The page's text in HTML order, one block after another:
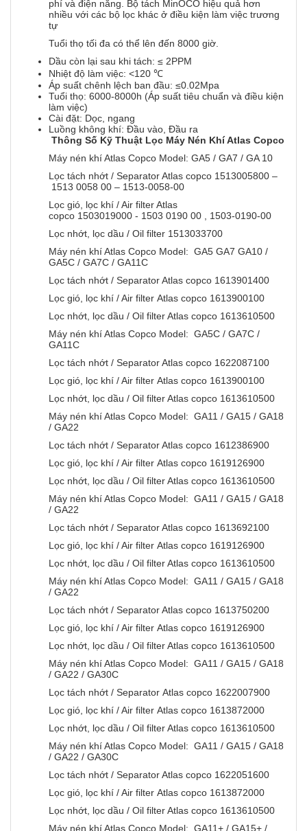
phí và điện năng. Bộ tách MinOCO hiệu quả hơn
nhiều với các bộ lọc khác ở điều kiện làm việc trương
tự
Tuổi thọ tối đa có thể lên đến 8000 giờ.
Dầu còn lại sau khi tách: ≤ 2PPM
Nhiệt độ làm việc: <120 ℃
Áp suất chênh lệch ban đầu: ≤0.02Mpa
Tuổi thọ: 6000-8000h (Áp suất tiêu chuẩn và điều kiện
làm việc)
Cài đặt: Dọc, ngang
Luồng không khí: Đầu vào, Đầu ra
Thông Số Kỹ Thuật Lọc Máy Nén Khí Atlas Copco
Máy nén khí Atlas Copco Model: GA5 / GA7 / GA 10
Lọc tách nhớt / Separator Atlas copco 1513005800 –
1513 0058 00 – 1513-0058-00
Lọc gió, lọc khí / Air filter Atlas
copco 1503019000 - 1503 0190 00 , 1503-0190-00
Lọc nhớt, lọc dầu / Oil filter 1513033700
Máy nén khí Atlas Copco Model: GA5 GA7 GA10 /
GA5C / GA7C / GA11C
Lọc tách nhớt / Separator Atlas copco 1613901400
Lọc gió, lọc khí / Air filter Atlas copco 1613900100
Lọc nhớt, lọc dầu / Oil filter Atlas copco 1613610500
Máy nén khí Atlas Copco Model: GA5C / GA7C /
GA11C
Lọc tách nhớt / Separator Atlas copco 1622087100
Lọc gió, lọc khí / Air filter Atlas copco 1613900100
Lọc nhớt, lọc dầu / Oil filter Atlas copco 1613610500
Máy nén khí Atlas Copco Model: GA11 / GA15 / GA18
/ GA22
Lọc tách nhớt / Separator Atlas copco 1612386900
Lọc gió, lọc khí / Air filter Atlas copco 1619126900
Lọc nhớt, lọc dầu / Oil filter Atlas copco 1613610500
Máy nén khí Atlas Copco Model: GA11 / GA15 / GA18
/ GA22
Lọc tách nhớt / Separator Atlas copco 1613692100
Lọc gió, lọc khí / Air filter Atlas copco 1619126900
Lọc nhớt, lọc dầu / Oil filter Atlas copco 1613610500
Máy nén khí Atlas Copco Model: GA11 / GA15 / GA18
/ GA22
Lọc tách nhớt / Separator Atlas copco 1613750200
Lọc gió, lọc khí / Air filter Atlas copco 1619126900
Lọc nhớt, lọc dầu / Oil filter Atlas copco 1613610500
Máy nén khí Atlas Copco Model: GA11 / GA15 / GA18
/ GA22 / GA30C
Lọc tách nhớt / Separator Atlas copco 1622007900
Lọc gió, lọc khí / Air filter Atlas copco 1613872000
Lọc nhớt, lọc dầu / Oil filter Atlas copco 1613610500
Máy nén khí Atlas Copco Model: GA11 / GA15 / GA18
/ GA22 / GA30C
Lọc tách nhớt / Separator Atlas copco 1622051600
Lọc gió, lọc khí / Air filter Atlas copco 1613872000
Lọc nhớt, lọc dầu / Oil filter Atlas copco 1613610500
Máy nén khí Atlas Copco Model: GA11+ / GA15+ /